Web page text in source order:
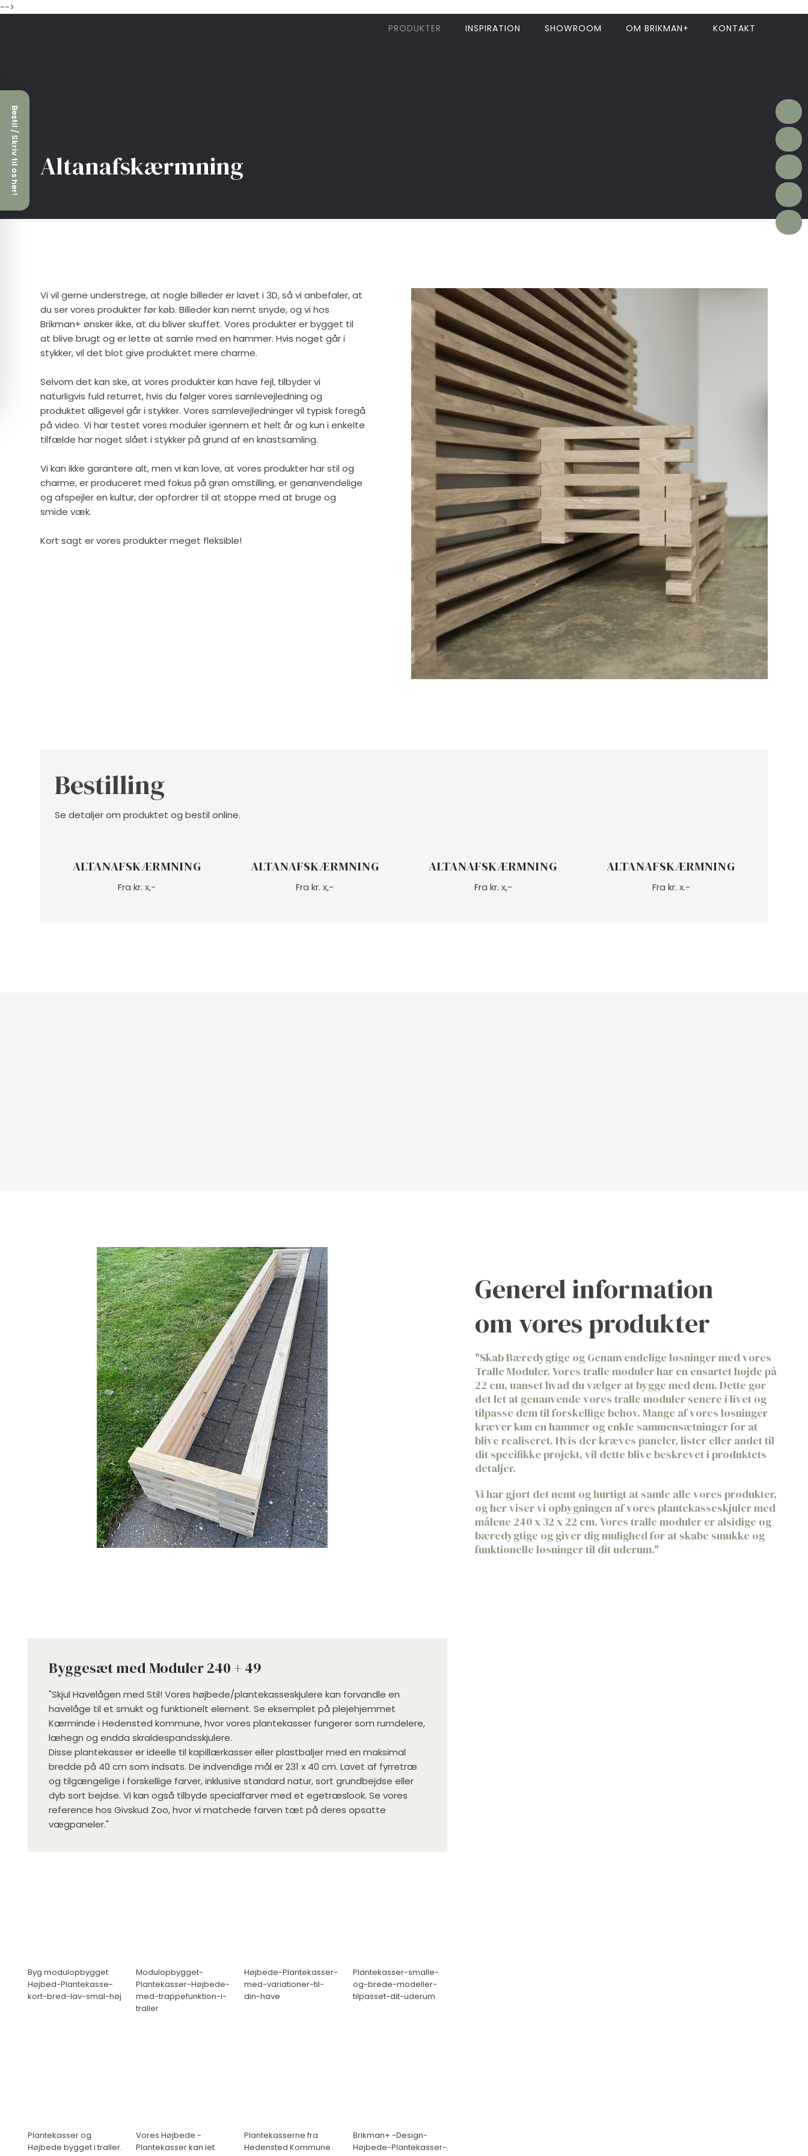
-->
PRODUKTER INSPIRATION SHOWROOM OM BRIKMAN+ KONTAKT
Altanafskærmning​
Vi vil gerne understrege, at nogle billeder er lavet i 3D, så vi anbefaler, at
du ser vores produkter før køb. Billeder kan nemt snyde, og vi hos
Brikman+ ønsker ikke, at du bliver skuffet. Vores produkter er bygget til
at blive brugt og er lette at samle med en hammer. Hvis noget går i
stykker, vil det blot give produktet mere charme.
Selvom det kan ske, at vores produkter kan have fejl, tilbyder vi
naturligvis fuld returret, hvis du følger vores samlevejledning og
produktet alligevel går i stykker. Vores samlevejledninger vil typisk foregå
på video. Vi har testet vores moduler igennem et helt år og kun i enkelte
tilfælde har noget slået i stykker på grund af en knastsamling.
Vi kan ikke garantere alt, men vi kan love, at vores produkter har stil og
charme, er produceret med fokus på grøn omstilling, er genanvendelige
og afspejler en kultur, der opfordrer til at stoppe med at bruge og
smide væk.
Kort sagt er vores produkter meget fleksible!
Bestilling
Se detaljer om produktet og bestil online.
ALTANAFSKÆRMNING
Fra kr. x,-
ALTANAFSKÆRMNING
Fra kr. x,-
ALTANAFSKÆRMNING
Fra kr. x,-
ALTANAFSKÆRMNING
Fra kr. x.-
Generel information
​om vores produkter​
​"Skab Bæredygtige og Genanvendelige løsninger med vores
Tralle Moduler. Vores tralle moduler har en ensartet højde på
22 cm, uanset hvad du vælger at bygge med dem. Dette gør
det let at genanvende vores tralle moduler senere i livet og
tilpasse dem til forskellige behov. Mange af vores løsninger
kræver kun en hammer og enkle sammensætninger for at
blive realiseret. Hvis der kræves paneler, lister eller andet til
dit specifikke projekt, vil dette blive beskrevet i produktets
detaljer.
Vi har gjort det nemt og hurtigt at samle alle vores produkter,
og her viser vi opbygningen af vores plantekasseskjuler med
målene 240 x 32 x 22 cm. Vores tralle moduler er alsidige og
bæredygtige og giver dig mulighed for at skabe smukke og
funktionelle løsninger til dit uderum."
Byggesæt med ​Moduler 240 + 49
"Skjul Havelågen med Stil! Vores højbede/plantekasseskjulere kan forvandle en
havelåge til et smukt og funktionelt element. Se eksemplet på plejehjemmet
Kærminde i Hedensted kommune, hvor vores plantekasser fungerer som rumdelere,
læhegn og endda skraldespandsskjulere.
Disse plantekasser er ideelle til kapillærkasser eller plastbaljer med en maksimal
bredde på 40 cm som indsats. De indvendige mål er 231 x 40 cm. Lavet af fyrretræ
og tilgængelige i forskellige farver, inklusive standard natur, sort grundbejdse eller
dyb sort bejdse. Vi kan også tilbyde specialfarver med et egetræslook. Se vores
reference hos Givskud Zoo, hvor vi matchede farven tæt på deres opsatte
vægpaneler."
Byg modulopbygget
Højbed-Plantekasse-
kort-bred-lav-smal-høj
Modulopbygget-
Plantekasser-Højbede-
med-trappefunktion-i-
traller
Højbede-Plantekasser-
med-variationer-til-
din-have
Plantekasser-smalle-
og-brede-modeller-
tilpasset-dit-uderum
Plantekasser og
Højbede bygget i traller.
Vores Højbede -
Plantekasser kan let
Plantekasserne fra
Hedensted Kommune.
Brikman+ -Design-
Højbede-Plantekasser-
Bestil / Skriv til os her!